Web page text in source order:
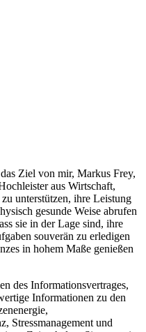
Ziel von mir, Markus Frey,
aus Wirtschaft,
unterstützen, ihre Leistung
gesunde Weise abrufen
sie in der Lage sind, ihre
souverän zu erledigen
in hohem Maße genießen
des Informationsvertrages,
Informationen zu den
Stressmanagement und